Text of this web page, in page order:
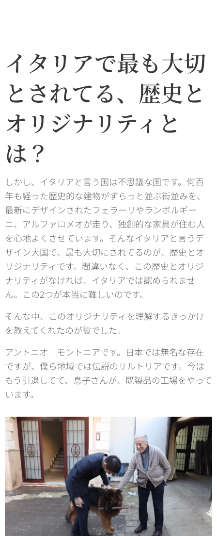
イタリアで最も大切
とされてる、歴史と
オリジナリティと
は？
しかし、イタリアと言う国は不思議な国です。何百
年も経った歴史的な建物がずらっと並ぶ街並みを、
最新にデザインされたフェラーリやランボルギー
ニ、アルファロメオが走り、独創的な家具が住む人
を心地よくさせています。そんなイタリアと言うデ
ザイン大国で、最も大切にされてるのが、歴史とオ
リジナリティです。間違いなく、この歴史とオリジ
ナリティがなければ、イタリアでは認められませ
ん。この2つが本当に難しいのです。
そんな中、このオリジナリティを理解するきっかけ
を教えてくれたのが彼でした。
アントニオ モントニアです。日本では無名な存在
ですが、僕ら地域では伝説のサルトリアです。今は
もう引退してて、息子さんが、既製品の工場をやって
います。